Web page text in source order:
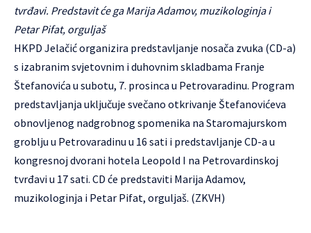
tvrđavi. Predstavit će ga Marija Adamov, muzikologinja i
Petar Pifat, orguljaš
HKPD Jelačić organizira predstavljanje nosača zvuka (CD-a)
s izabranim svjetovnim i duhovnim skladbama Franje
Štefanovića u subotu, 7. prosinca u Petrovaradinu. Program
predstavljanja uključuje svečano otkrivanje Štefanovićeva
obnovljenog nadgrobnog spomenika na Staromajurskom
groblju u Petrovaradinu u 16 sati i predstavljanje CD-a u
kongresnoj dvorani hotela Leopold I na Petrovardinskoj
tvrđavi u 17 sati. CD će predstaviti Marija Adamov,
muzikologinja i Petar Pifat, orguljaš. (ZKVH)